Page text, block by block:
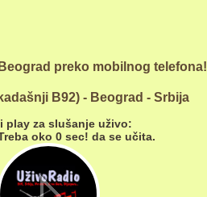
preko mobilnog telefona!
B92) - Beograd - Srbija
play za slušanje uživo:
oko 0sec! da se učita.